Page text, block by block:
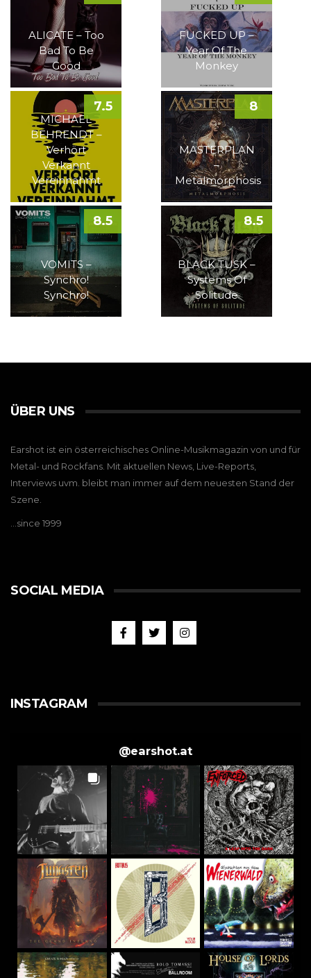
ALICATE – Too
Bad To Be
Good
FUCKED UP –
Year Of The
Monkey
MICHAEL
BEHRENDT –
Verhört
Verkannt
Vereinnahmt
7.5
MASTERPLAN
–
Metalmorphosis
8
VOMITS –
Synchro!
Synchro!
8.5
BLACK TUSK –
Systems Of
Solitude
8.5
ÜBER UNS
Earshot ist ein österreichisches Online-Musikmagazin von und für
Metal- und Rockfans. Mit aktuellen News, Live-Reports,
Interviews uvm. bleibt man immer auf dem neuesten Stand der
Szene.
…since 1999
SOCIAL MEDIA
INSTAGRAM
@earshot.at